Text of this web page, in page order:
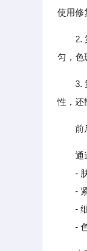
使用修
2.
匀，色
3.
性，还
前
通
- 肤
- 紧
- 细
- 色